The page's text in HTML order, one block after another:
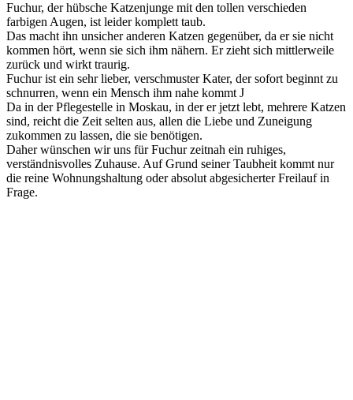
Fuchur, der hübsche Katzenjunge mit den tollen verschieden
farbigen Augen, ist leider komplett taub.
Das macht ihn unsicher anderen Katzen gegenüber, da er sie nicht
kommen hört, wenn sie sich ihm nähern. Er zieht sich mittlerweile
zurück und wirkt traurig.
Fuchur ist ein sehr lieber, verschmuster Kater, der sofort beginnt zu
schnurren, wenn ein Mensch ihm nahe kommt J
Da in der Pflegestelle in Moskau, in der er jetzt lebt, mehrere Katzen
sind, reicht die Zeit selten aus, allen die Liebe und Zuneigung
zukommen zu lassen, die sie benötigen.
Daher wünschen wir uns für Fuchur zeitnah ein ruhiges,
verständnisvolles Zuhause. Auf Grund seiner Taubheit kommt nur
die reine Wohnungshaltung oder absolut abgesicherter Freilauf in
Frage.